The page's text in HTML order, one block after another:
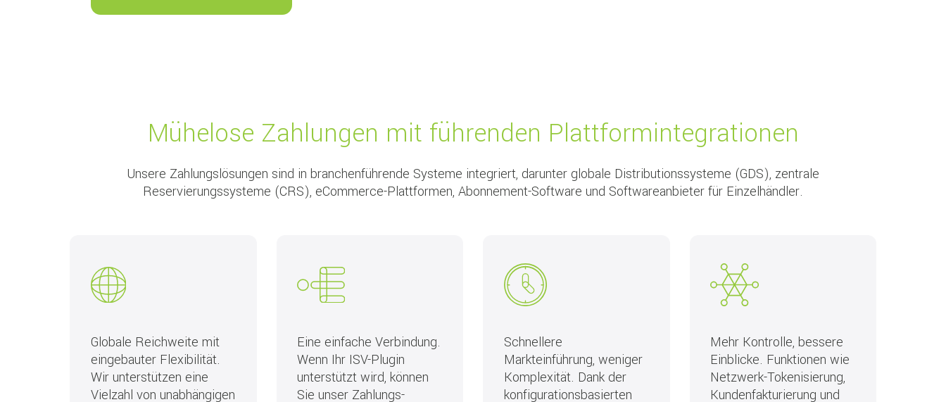
Mühelose Zahlungen mit führenden Plattformintegrationen
Unsere Zahlungslösungen sind in branchenführende Systeme integriert, darunter globale Distributionssysteme (GDS), zentrale
Reservierungssysteme (CRS), eCommerce-Plattformen, Abonnement-Software und Softwareanbieter für Einzelhändler.
Globale Reichweite mit
eingebauter Flexibilität.
Wir unterstützen eine
Vielzahl von unabhängigen
Eine einfache Verbindung.
Wenn Ihr ISV-Plugin
unterstützt wird, können
Sie unser Zahlungs-
Schnellere
Markteinführung, weniger
Komplexität. Dank der
konfigurationsbasierten
Mehr Kontrolle, bessere
Einblicke. Funktionen wie
Netzwerk-Tokenisierung,
Kundenfakturierung und